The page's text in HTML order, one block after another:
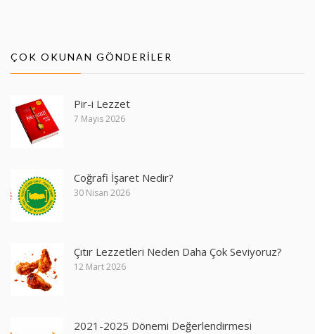
ÇOK OKUNAN GÖNDERILER
Pir-i Lezzet
7 Mayıs 2026
Coğrafi İşaret Nedir?
30 Nisan 2026
Çıtır Lezzetleri Neden Daha Çok Seviyoruz?
12 Mart 2026
2021-2025 Dönemi Değerlendirmesi